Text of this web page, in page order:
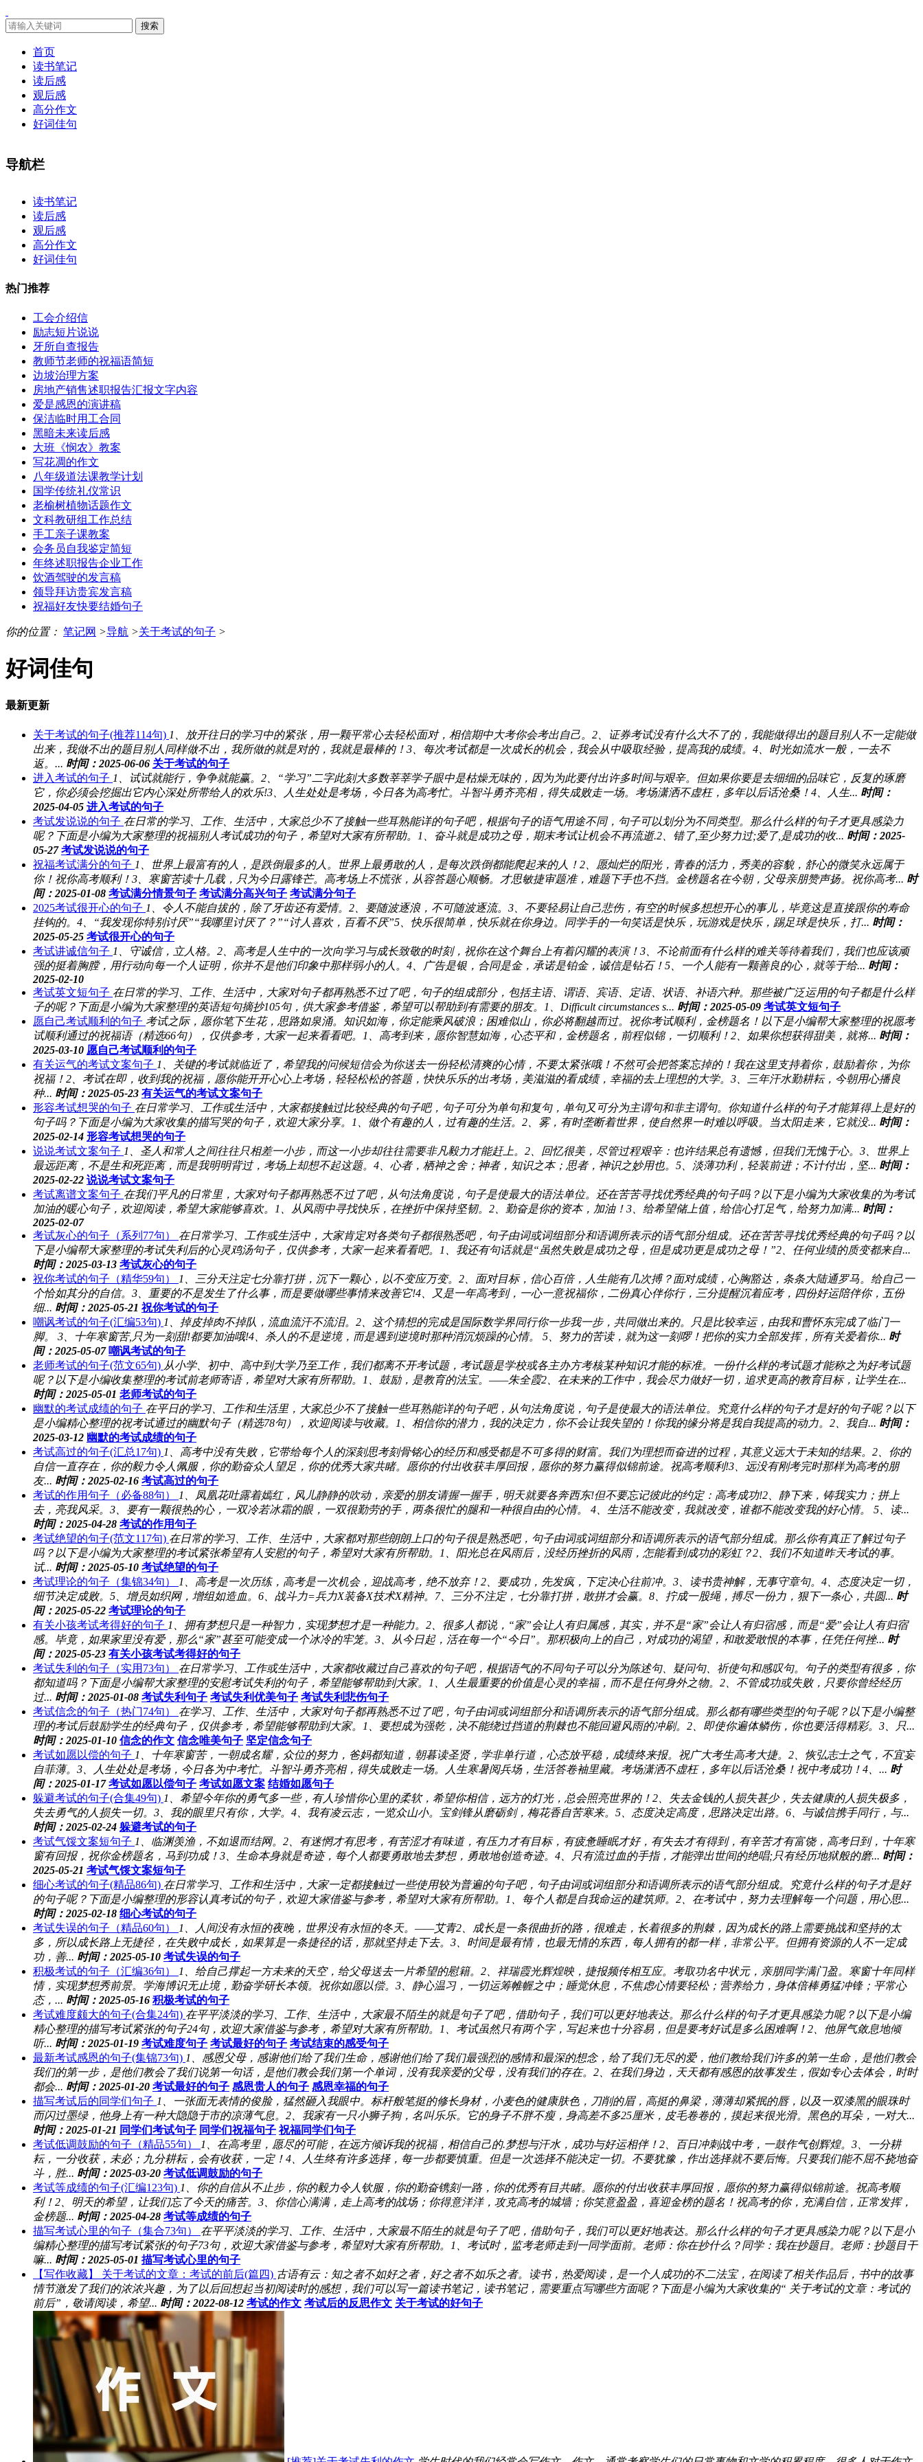
搜索
首页
读书笔记
读后感
观后感
高分作文
好词佳句
导航栏
读书笔记
读后感
观后感
高分作文
好词佳句
热门推荐
工会介绍信
励志短片说说
牙所自查报告
教师节老师的祝福语简短
边坡治理方案
房地产销售述职报告汇报文字内容
爱是感恩的演讲稿
保洁临时用工合同
黑暗未来读后感
大班《悯农》教案
写花凋的作文
八年级道法课教学计划
国学传统礼仪常识
老榆树植物话题作文
文科教研组工作总结
手工亲子课教案
会务员自我鉴定简短
年终述职报告企业工作
饮酒驾驶的发言稿
领导拜访贵宾发言稿
祝福好友快要结婚句子
你的位置： 笔记网 >导航 >关于考试的句子 >
好词佳句
最新更新
关于考试的句子(推荐114句) 1、放开往日的学习中的紧张，用一颗平常心去轻松面对，相信期中大考你会考出自己。2、证券考试没有什么大不了的，我能做得出的题目别人不一定能做
出来，我做不出的题目别人同样做不出，我所做的就是对的，我就是最棒的！3、每次考试都是一次成长的机会，我会从中吸取经验，提高我的成绩。4、时光如流水一般，一去不
返。... 时间：2025-06-06 关于考试的句子
进入考试的句子 1、试试就能行，争争就能赢。2、“学习”二字此刻大多数莘莘学子眼中是枯燥无味的，因为为此要付出许多时间与艰辛。但如果你要是去细细的品味它，反复的琢磨
它，你必须会挖掘出它内心深处所带给人的欢乐!3、人生处处是考场，今日各为高考忙。斗智斗勇齐亮相，得失成败走一场。考场潇洒不虚枉，多年以后话沧桑！4、人生... 时间：
2025-04-05 进入考试的句子
考试发说说的句子 在日常的学习、工作、生活中，大家总少不了接触一些耳熟能详的句子吧，根据句子的语气用途不同，句子可以划分为不同类型。那么什么样的句子才更具感染力
呢？下面是小编为大家整理的祝福别人考试成功的句子，希望对大家有所帮助。1、奋斗就是成功之母，期末考试让机会不再流逝.2、错了,至少努力过;爱了,是成功的收... 时间：2025-
05-27 考试发说说的句子
祝福考试满分的句子 1、世界上最富有的人，是跌倒最多的人。世界上最勇敢的人，是每次跌倒都能爬起来的人！2、愿灿烂的阳光，青春的活力，秀美的容貌，舒心的微笑永远属于
你！祝你高考顺利！3、寒窗苦读十几载，只为今日露锋芒。高考场上不慌张，从容答题心顺畅。才思敏捷审题准，难题下手也不挡。金榜题名在今朝，父母亲朋赞声扬。祝你高考... 时
间：2025-01-08 考试满分情景句子 考试满分高兴句子 考试满分句子
2025考试很开心的句子 1、令人不能自拔的，除了牙齿还有爱情。2、要随波逐浪，不可随波逐流。3、不要轻易让自己悲伤，有空的时候多想想开心的事儿，毕竟这是直接跟你的寿命
挂钩的。4、“我发现你特别讨厌”“我哪里讨厌了？”“讨人喜欢，百看不厌”5、快乐很简单，快乐就在你身边。同学手的一句笑话是快乐，玩游戏是快乐，踢足球是快乐，打... 时间：
2025-05-25 考试很开心的句子
考试讲诚信句子 1、守诚信，立人格。2、高考是人生中的一次向学习与成长致敬的时刻，祝你在这个舞台上有着闪耀的表演！3、不论前面有什么样的难关等待着我们，我们也应该顽
强的挺着胸膛，用行动向每一个人证明，你并不是他们印象中那样弱小的人。4、广告是银，合同是金，承诺是铂金，诚信是钻石！5、一个人能有一颗善良的心，就等于给... 时间：
2025-02-10
考试英文短句子 在日常的学习、工作、生活中，大家对句子都再熟悉不过了吧，句子的组成部分，包括主语、谓语、宾语、定语、状语、补语六种。那些被广泛运用的句子都是什么样
子的呢？下面是小编为大家整理的英语短句摘抄105句，供大家参考借鉴，希望可以帮助到有需要的朋友。1、Difficult circumstances s... 时间：2025-05-09 考试英文短句子
愿自己考试顺利的句子 考试之际，愿你笔下生花，思路如泉涌。知识如海，你定能乘风破浪；困难似山，你必将翻越而过。祝你考试顺利，金榜题名！以下是小编帮大家整理的祝愿考
试顺利通过的祝福语（精选66句），仅供参考，大家一起来看看吧。1、高考到来，愿你智慧如海，心态平和，金榜题名，前程似锦，一切顺利！2、如果你想获得甜美，就将... 时间：
2025-03-10 愿自己考试顺利的句子
有关运气的考试文案句子 1、关键的考试就临近了，希望我的问候短信会为你送去一份轻松清爽的心情，不要太紧张哦！不然可会把答案忘掉的！我在这里支持着你，鼓励着你，为你
祝福！2、考试在即，收到我的祝福，愿你能开开心心上考场，轻轻松松的答题，快快乐乐的出考场，美滋滋的看成绩，幸福的去上理想的大学。3、三年汗水勤耕耘，今朝用心播良
种... 时间：2025-05-23 有关运气的考试文案句子
形容考试想哭的句子 在日常学习、工作或生活中，大家都接触过比较经典的句子吧，句子可分为单句和复句，单句又可分为主谓句和非主谓句。你知道什么样的句子才能算得上是好的
句子吗？下面是小编为大家收集的描写哭的句子，欢迎大家分享。1、做个有趣的人，过有趣的生活。2、雾，有时垄断着世界，使自然界一时难以呼吸。当太阳走来，它就没... 时间：
2025-02-14 形容考试想哭的句子
说说考试文案句子 1、圣人和常人之间往往只相差一小步，而这一小步却往往需要非凡毅力才能赶上。2、回忆很美，尽管过程艰辛：也许结果总有遗憾，但我们无愧于心。3、世界上
最远距离，不是生和死距离，而是我明明背过，考场上却想不起这题。4、心者，栖神之舍；神者，知识之本；思者，神识之妙用也。5、淡薄功利，轻装前进；不计付出，坚... 时间：
2025-02-22 说说考试文案句子
考试离谱文案句子 在我们平凡的日常里，大家对句子都再熟悉不过了吧，从句法角度说，句子是使最大的语法单位。还在苦苦寻找优秀经典的句子吗？以下是小编为大家收集的为考试
加油的暖心句子，欢迎阅读，希望大家能够喜欢。1、从风雨中寻找快乐，在挫折中保持坚韧。2、勤奋是你的资本，加油！3、给希望储上值，给信心打足气，给努力加满... 时间：
2025-02-07
考试灰心的句子（系列77句）
在日常学习、工作或生活中，大家肯定对各类句子都很熟悉吧，句子由词或词组部分和语调所表示的语气部分组成。还在苦苦寻找优秀经典的句子吗？以
下是小编帮大家整理的考试失利后的心灵鸡汤句子，仅供参考，大家一起来看看吧。1、我还有句话就是“虽然失败是成功之母，但是成功更是成功之母！”2、任何业绩的质变都来自...
时间：2025-03-13 考试灰心的句子
祝你考试的句子（精华59句）
1、三分天注定七分靠打拼，沉下一颗心，以不变应万变。2、面对目标，信心百倍，人生能有几次搏？面对成绩，心胸豁达，条条大陆通罗马。给自己一
个恰如其分的自信。3、重要的不是发生了什么事，而是要做哪些事情来改善它!4、又是一年高考到，一心一意祝福你，二份真心伴你行，三分提醒沉着应考，四份好运陪伴你，五份
细... 时间：2025-05-21 祝你考试的句子
嘲讽考试的句子(汇编53句) 1、掉皮掉肉不掉队，流血流汗不流泪。2、这个猜想的完成是国际数学界同行你一步我一步，共同做出来的。只是比较幸运，由我和曹怀东完成了临门一
脚。 3、十年寒窗苦,只为一刻甜!都要加油哦!4、杀人的不是逆境，而是遇到逆境时那种消沉烦躁的心情。 5、努力的苦读，就为这一刻啰！把你的实力全部发挥，所有关爱着你... 时
间：2025-05-07 嘲讽考试的句子
老师考试的句子(范文65句) 从小学、初中、高中到大学乃至工作，我们都离不开考试题，考试题是学校或各主办方考核某种知识才能的标准。一份什么样的考试题才能称之为好考试题
呢？以下是小编收集整理的考试前老师寄语，希望对大家有所帮助。1、鼓励，是教育的法宝。——朱全霞2、在未来的工作中，我会尽力做好一切，追求更高的教育目标，让学生在...
时间：2025-05-01 老师考试的句子
幽默的考试成绩的句子 在平日的学习、工作和生活里，大家总少不了接触一些耳熟能详的句子吧，从句法角度说，句子是使最大的语法单位。究竟什么样的句子才是好的句子呢？以下
是小编精心整理的祝考试通过的幽默句子（精选78句），欢迎阅读与收藏。1、相信你的潜力，我的决定力，你不会让我失望的！你我的缘分将是我自我提高的动力。2、我自... 时间：
2025-03-12 幽默的考试成绩的句子
考试高过的句子(汇总17句) 1、高考中没有失败，它带给每个人的深刻思考刻骨铭心的经历和感受都是不可多得的财富。我们为理想而奋进的过程，其意义远大于未知的结果。2、你的
自信一直存在，你的毅力令人佩服，你的勤奋众人望足，你的优秀大家共睹。愿你的付出收获丰厚回报，愿你的努力赢得似锦前途。祝高考顺利!3、远没有刚考完时那样为高考的朋
友... 时间：2025-02-16 考试高过的句子
考试的作用句子（必备88句）
1、凤凰花吐露着嫣红，风儿静静的吹动，亲爱的朋友请握一握手，明天就要各奔西东!但不要忘记彼此的约定：高考成功!2、静下来，铸我实力；拼上
去，亮我风采。3、要有一颗很热的心，一双冷若冰霜的眼，一双很勤劳的手，两条很忙的腿和一种很自由的心情。 4、生活不能改变，我就改变，谁都不能改变我的好心情。 5、读...
时间：2025-04-28 考试的作用句子
考试绝望的句子(范文117句) 在日常的学习、工作、生活中，大家都对那些朗朗上口的句子很是熟悉吧，句子由词或词组部分和语调所表示的语气部分组成。那么你有真正了解过句子
吗？以下是小编为大家整理的考试紧张希望有人安慰的句子，希望对大家有所帮助。1、阳光总在风雨后，没经历挫折的风雨，怎能看到成功的彩虹？2、我们不知道昨天考试的事。
试... 时间：2025-05-10 考试绝望的句子
考试理论的句子（集锦34句）
1、高考是一次历练，高考是一次机会，迎战高考，绝不放弃！2、要成功，先发疯，下定决心往前冲。3、读书贵神解，无事守章句。4、态度决定一切，
细节决定成败。5、增员如织网，增组如造血。6、战斗力=兵力X装备X技术X精神。7、三分不注定，七分靠打拼，敢拼才会赢。8、拧成一股绳，搏尽一份力，狠下一条心，共圆... 时
间：2025-05-22 考试理论的句子
有关小孩考试考得好的句子 1、拥有梦想只是一种智力，实现梦想才是一种能力。2、很多人都说，“家”会让人有归属感，其实，并不是“家”会让人有归宿感，而是“爱”会让人有归宿
感。毕竟，如果家里没有爱，那么“家”甚至可能变成一个冰冷的牢笼。3、从今日起，活在每一个“今日”。那积极向上的自己，对成功的渴望，和敢爱敢恨的本事，任凭任何挫... 时
间：2025-05-23 有关小孩考试考得好的句子
考试失利的句子（实用73句）
在日常学习、工作或生活中，大家都收藏过自己喜欢的句子吧，根据语气的不同句子可以分为陈述句、疑问句、祈使句和感叹句。句子的类型有很多，你
都知道吗？下面是小编帮大家整理的安慰考试失利的句子，希望能够帮助到大家。1、人生最重要的价值是心灵的幸福，而不是任何身外之物。2、不管成功或失败，只要你曾经经历
过... 时间：2025-01-08 考试失利句子 考试失利优美句子 考试失利悲伤句子
考试信念的句子（热门74句）
在学习、工作、生活中，大家对句子都再熟悉不过了吧，句子由词或词组部分和语调所表示的语气部分组成。那么都有哪些类型的句子呢？以下是小编整
理的考试后鼓励学生的经典句子，仅供参考，希望能够帮助到大家。1、要想成为强乾，决不能绕过挡道的荆棘也不能回避风雨的冲刷。2、即使你遍体鳞伤，你也要活得精彩。3、只...
时间：2025-01-10 信念的作文 信念唯美句子 坚定信念句子
考试如愿以偿的句子 1、十年寒窗苦，一朝成名耀，众位的努力，爸妈都知道，朝暮读圣贤，学非单行道，心态放平稳，成绩终来报。祝广大考生高考大捷。2、恢弘志士之气，不宜妄
自菲薄。3、人生处处是考场，今日各为中考忙。斗智斗勇齐亮相，得失成败走一场。人生寒暑阅兵场，生活答卷袖里藏。考场潇洒不虚枉，多年以后话沧桑！祝中考成功！4、... 时
间：2025-01-17 考试如愿以偿句子 考试如愿文案 结婚如愿句子
躲避考试的句子(合集49句) 1、希望今年你的勇气多一些，有人珍惜你心里的柔软，希望你相信，远方的灯光，总会照亮世界的！2、失去金钱的人损失甚少，失去健康的人损失极多，
失去勇气的人损失一切。3、我的眼里只有你，大学。4、我有凌云志，一览众山小。宝剑锋从磨砺剑，梅花香自苦寒来。5、态度决定高度，思路决定出路。6、与诚信携手同行，与...
时间：2025-02-24 躲避考试的句子
考试气馁文案短句子 1、临渊羡渔，不如退而结网。2、有迷惘才有思考，有苦涩才有味道，有压力才有目标，有疲惫睡眠才好，有失去才有得到，有辛苦才有富饶，高考日到，十年寒
窗有回报，祝你金榜题名，马到功成！3、生命本身就是奇迹，每个人都要勇敢地去梦想，勇敢地创造奇迹。4、只有流过血的手指，才能弹出世间的绝唱;只有经历地狱般的磨... 时间：
2025-05-21 考试气馁文案短句子
细心考试的句子(精品86句) 在日常学习、工作和生活中，大家一定都接触过一些使用较为普遍的句子吧，句子由词或词组部分和语调所表示的语气部分组成。究竟什么样的句子才是好
的句子呢？下面是小编整理的形容认真考试的句子，欢迎大家借鉴与参考，希望对大家有所帮助。1、每个人都是自我命运的建筑师。2、在考试中，努力去理解每一个问题，用心思...
时间：2025-02-18 细心考试的句子
考试失误的句子（精品60句）
1、人间没有永恒的夜晚，世界没有永恒的冬天。——艾青2、成长是一条很曲折的路，很难走，长着很多的荆棘，因为成长的路上需要挑战和坚持的太
多，所以成长路上无捷径，在失败中成长，如果算是一条捷径的话，那就坚持走下去。3、时间是最有情，也最无情的东西，每人拥有的都一样，非常公平。但拥有资源的人不一定成
功，善... 时间：2025-05-10 考试失误的句子
积极考试的句子（汇编36句）
1、给自己撑起一方未来的天空，给父母送去一片希望的慰籍。2、祥瑞霞光辉煌映，捷报频传相互应。考取功名中状元，亲朋同学满门盈。寒窗十年同样
情，实现梦想秀前景。学海博识无止境，勤奋学研长本领。祝你如愿以偿。3、静心温习，一切运筹帷幄之中；睡觉休息，不焦虑心情要轻松；营养给力，身体倍棒勇猛冲锋；平常心
态，... 时间：2025-05-16 积极考试的句子
考试难度颇大的句子(合集24句) 在平平淡淡的学习、工作、生活中，大家最不陌生的就是句子了吧，借助句子，我们可以更好地表达。那么什么样的句子才更具感染力呢？以下是小编
精心整理的描写考试紧张的句子24句，欢迎大家借鉴与参考，希望对大家有所帮助。1、考试虽然只有两个字，写起来也十分容易，但是要考好试是多么困难啊！2、他屏气敛息地倾
听... 时间：2025-01-19 考试难度句子 考试最好的句子 考试结束的感受句子
最新考试感恩的句子(集锦73句) 1、感恩父母，感谢他们给了我们生命，感谢他们给了我们最强烈的感情和最深的想念，给了我们无尽的爱，他们教给我们许多的第一生命，是他们教会
我们的第一步，是他们教会了我们说第一句话，是他们教会我们第一个单词，没有我亲爱的父母，没有我们的存在。2、在我们身边，天天都有感恩的故事发生，假如专心去体会，时时
都会... 时间：2025-01-20 考试最好的句子 感恩贵人的句子 感恩幸福的句子
描写考试后的同学们句子 1、一张面无表情的俊脸，猛然砸入我眼中。标杆般笔挺的修长身材，小麦色的健康肤色，刀削的眉，高挺的鼻梁，薄薄却紧抿的唇，以及一双漆黑的眼珠时
而闪过墨绿，他身上有一种大隐隐于市的凉薄气息。2、我家有一只小狮子狗，名叫乐乐。它的身子不胖不瘦，身高差不多25厘米，皮毛卷卷的，摸起来很光滑。黑色的耳朵，一对大...
时间：2025-01-21 同学们考试句子 同学们祝福句子 祝福同学们句子
考试低调鼓励的句子（精品55句）
1、在高考里，愿尽的可能，在远方倾诉我的祝福，相信自己的.梦想与汗水，成功与好运相伴！2、百日冲刺战中考，一鼓作气创辉煌。3、一分耕
耘，一分收获，未必；九分耕耘，会有收获，一定！4、人生终有许多选择，每一步都要慎重。但是一次选择不能决定一切。不要犹豫，作出选择就不要后悔。只要我们能不屈不挠地奋
斗，胜... 时间：2025-03-20 考试低调鼓励的句子
考试等成绩的句子(汇编123句) 1、你的自信从不止步，你的毅力令人钦服，你的勤奋镌刻一路，你的优秀有目共睹。愿你的付出收获丰厚回报，愿你的努力赢得似锦前途。祝高考顺
利！2、明天的希望，让我们忘了今天的痛苦。3、你信心满满，走上高考的战场；你得意洋洋，攻克高考的城墙；你笑意盈盈，喜迎金榜的题名！祝高考的你，充满自信，正常发挥，
金榜题... 时间：2025-04-28 考试等成绩的句子
描写考试心里的句子（集合73句）
在平平淡淡的学习、工作、生活中，大家最不陌生的就是句子了吧，借助句子，我们可以更好地表达。那么什么样的句子才更具感染力呢？以下是小
编精心整理的描写考试紧张的句子73句，欢迎大家借鉴与参考，希望对大家有所帮助。1、考试时，监考老师走到一同学面前。老师：你在抄什么？同学：我在抄题目。老师：抄题目干
嘛... 时间：2025-05-01 描写考试心里的句子
【写作收藏】 关于考试的文章：考试的前后(篇四) 古语有云：知之者不如好之者，好之者不如乐之者。读书，热爱阅读，是一个人成功的不二法宝，在阅读了相关作品后，书中的故事
情节激发了我们的浓浓兴趣，为了以后回想起当初阅读时的感想，我们可以写一篇读书笔记，读书笔记，需要重点写哪些方面呢？下面是小编为大家收集的“ 关于考试的文章：考试的
前后”，敬请阅读，希望... 时间：2022-08-12 考试的作文 考试后的反思作文 关于考试的好句子